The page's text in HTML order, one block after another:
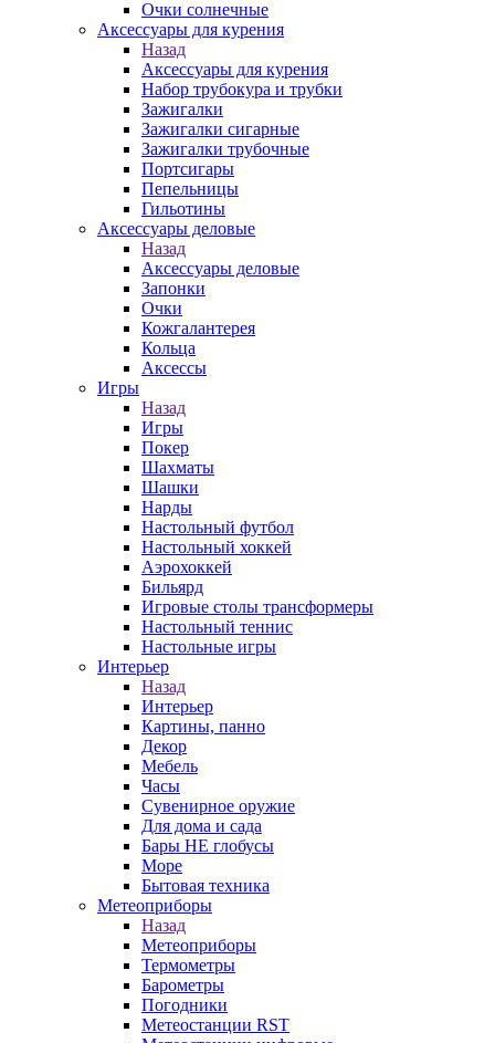
Очки солнечные
Аксессуары для курения
Назад
Аксессуары для курения
Набор трубокура и трубки
Зажигалки
Зажигалки сигарные
Зажигалки трубочные
Портсигары
Пепельницы
Гильотины
Аксессуары деловые
Назад
Аксессуары деловые
Запонки
Очки
Кожгалантерея
Кольца
Аксессы
Игры
Назад
Игры
Покер
Шахматы
Шашки
Нарды
Настольный футбол
Настольный хоккей
Аэрохоккей
Бильярд
Игровые столы трансформеры
Настольный теннис
Настольные игры
Интерьер
Назад
Интерьер
Картины, панно
Декор
Мебель
Часы
Сувенирное оружие
Для дома и сада
Бары НЕ глобусы
Море
Бытовая техника
Метеоприборы
Назад
Метеоприборы
Термометры
Барометры
Погодники
Метеостанции RST